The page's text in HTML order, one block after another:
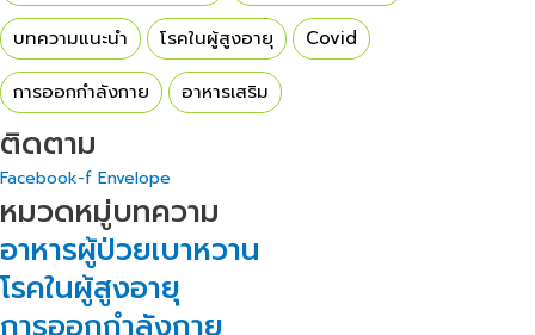
บทความแนะนำ โรคในผู้สูงอายุ Covid
การออกกำลังกาย อาหารเสริม
ติดตาม
Facebook-f Envelope
หมวดหมู่บทความ
อาหารผู้ป่วยเบาหวาน
โรคในผู้สูงอายุ